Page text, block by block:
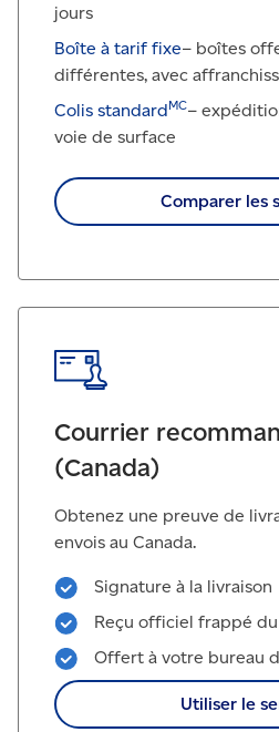
jours
Boîte à tarif fixe– boîtes
différentes, avec
Colis standardMC–
voie de surface
Comparer les
Courrier
(Canada)
Obtenez une preuve de
envois au Canada.
Signature à la livraison
Reçu officiel frappé
Offert à votre bureau
Utiliser le